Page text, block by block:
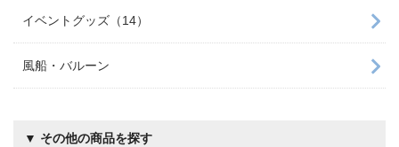
イベントグッズ（14）
風船・バルーン
▼ その他の商品を探す